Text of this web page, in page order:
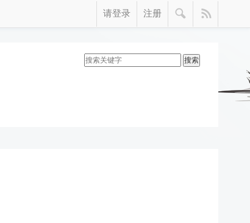
请登录 注册